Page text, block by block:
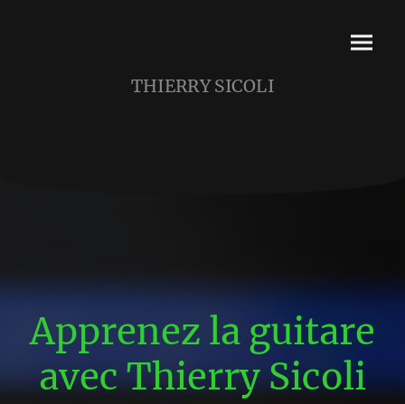
THIERRY SICOLI
Apprenez la guitare
avec Thierry Sicoli